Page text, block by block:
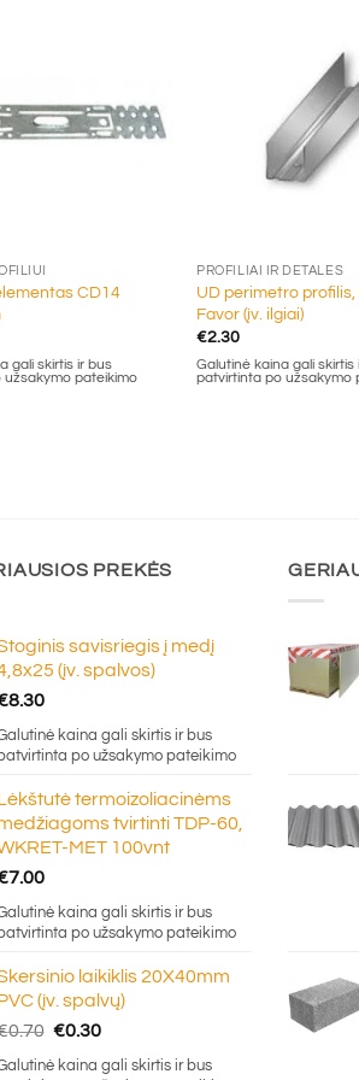
CD14
gali skirtis ir bus
užsakymo pateikimo
PROFILIAI IR DETALĖS
UD perimetro profilis,
Favor (įv. ilgiai)
€2.30
Galutinė kaina gali skirtis
patvirtinta po užsakymo
PREKĖS
savisriegis į medį
(įv. spalvos)
8.30
kaina gali skirtis ir bus
po užsakymo pateikimo
termoizoliacinėms
tvirtinti TDP-60,
MET 100vnt
7.00
kaina gali skirtis ir bus
po užsakymo pateikimo
laikiklis 20X40mm
(įv. spalvų)
0.70 Original
price
€0.30Current
price
kaina gali skirtis ir bus